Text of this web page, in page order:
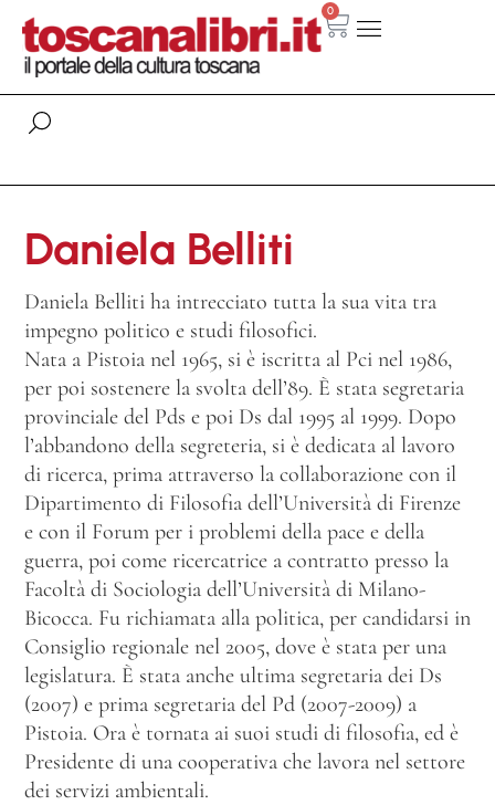
0
Daniela Belliti
Daniela Belliti ha intrecciato tutta la sua vita tra
impegno politico e studi filosofici.
Nata a Pistoia nel 1965, si è iscritta al Pci nel 1986,
per poi sostenere la svolta dell’89. È stata segretaria
provinciale del Pds e poi Ds dal 1995 al 1999. Dopo
l’abbandono della segreteria, si è dedicata al lavoro
di ricerca, prima attraverso la collaborazione con il
Dipartimento di Filosofia dell’Università di Firenze
e con il Forum per i problemi della pace e della
guerra, poi come ricercatrice a contratto presso la
Facoltà di Sociologia dell’Università di Milano-
Bicocca. Fu richiamata alla politica, per candidarsi in
Consiglio regionale nel 2005, dove è stata per una
legislatura. È stata anche ultima segretaria dei Ds
(2007) e prima segretaria del Pd (2007-2009) a
Pistoia. Ora è tornata ai suoi studi di filosofia, ed è
Presidente di una cooperativa che lavora nel settore
dei servizi ambientali.